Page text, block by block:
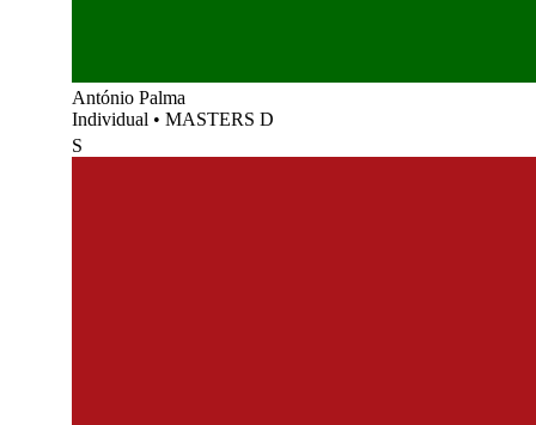
António Palma
Individual • MASTERS D
S